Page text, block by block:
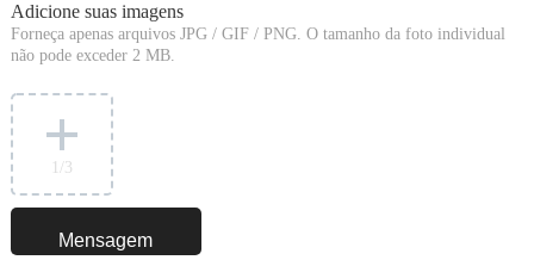
Adicione suas imagens
Forneça apenas arquivos JPG / GIF / PNG. O tamanho da foto individual
não pode exceder 2 MB.
/3